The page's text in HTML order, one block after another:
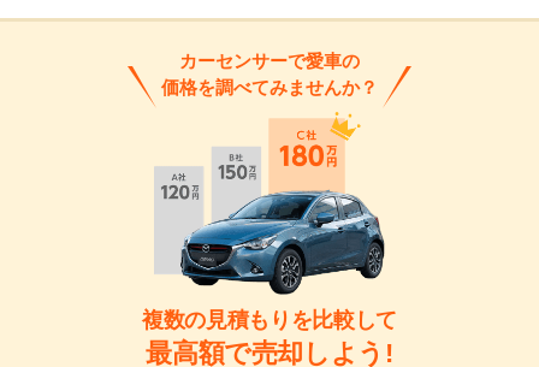
カーセンサーで愛車の
価格を調べてみませんか？
複数の見積もりを比較して
最高額で売却しよう!